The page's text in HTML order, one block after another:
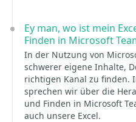
Ey man, wo ist mein
Finden in Microsoft
In der Nutzung von
schwerer eigene Inhalte,
richtigen Kanal zu finden.
sprechen wir über die
und Finden in Microsoft
auch unsere Excel.